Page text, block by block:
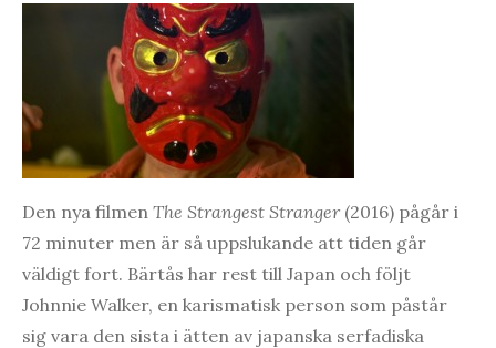
Den nya filmen The Strangest Stranger (2016) pågår i
72 minuter men är så uppslukande att tiden går
väldigt fort. Bärtås har rest till Japan och följt
Johnnie Walker, en karismatisk person som påstår
sig vara den sista i ätten av japanska serfadiska